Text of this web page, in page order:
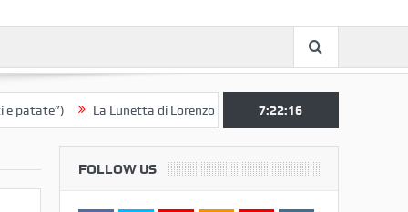
La Lunetta di Lorenzo Berrettini lascia il Convento di S. Chiara
7:22:16
FOLLOW US